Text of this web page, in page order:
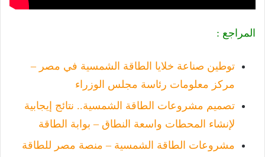
المراجع :
توطين صناعة خلايا الطاقة الشمسية في مصر –
مركز معلومات رئاسة مجلس الوزراء
تصميم مشروعات الطاقة الشمسية.. نتائج إيجابية
لإنشاء المحطات واسعة النطاق – بوابة الطاقة
مشروعات الطاقة الشمسية – منصة مصر للطاقة